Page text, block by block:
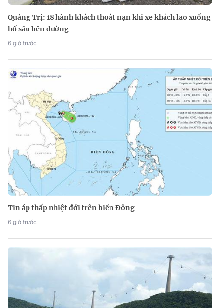
Quảng Trị: 18 hành khách thoát nạn khi xe khách lao xuống
hố sâu bên đường
6 giờ trước
Tin áp thấp nhiệt đới trên biển Đông
6 giờ trước